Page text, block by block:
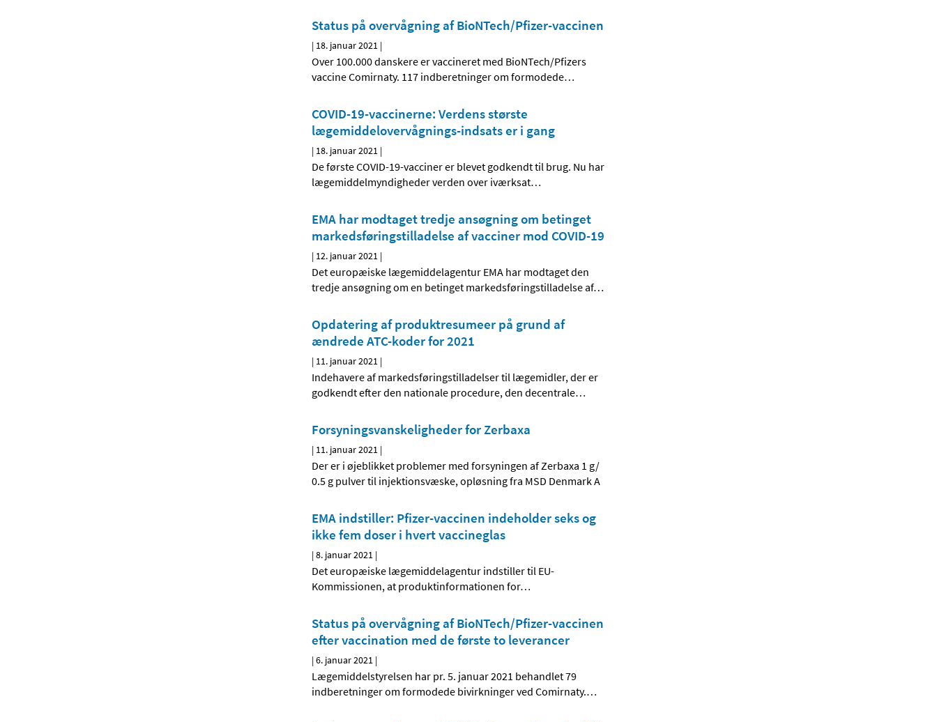
Status på overvågning af BioNTech/Pfizer-vaccinen
| 18. januar 2021 |
Over 100.000 danskere er vaccineret med BioNTech/Pfizers
vaccine Comirnaty. 117 indberetninger om formodede…
COVID-19-vaccinerne: Verdens største
lægemiddelovervågnings-indsats er i gang
| 18. januar 2021 |
De første COVID-19-vacciner er blevet godkendt til brug. Nu har
lægemiddelmyndigheder verden over iværksat…
EMA har modtaget tredje ansøgning om betinget
markedsføringstilladelse af vacciner mod COVID-19
| 12. januar 2021 |
Det europæiske lægemiddelagentur EMA har modtaget den
tredje ansøgning om en betinget markedsføringstilladelse af…
Opdatering af produktresumeer på grund af
ændrede ATC-koder for 2021
| 11. januar 2021 |
Indehavere af markedsføringstilladelser til lægemidler, der er
godkendt efter den nationale procedure, den decentrale…
Forsyningsvanskeligheder for Zerbaxa
| 11. januar 2021 |
Der er i øjeblikket problemer med forsyningen af Zerbaxa 1 g/
0.5 g pulver til injektionsvæske, opløsning fra MSD Denmark A
EMA indstiller: Pfizer-vaccinen indeholder seks og
ikke fem doser i hvert vaccineglas
|8. januar 2021 |
Det europæiske lægemiddelagentur indstiller til EU-
Kommissionen, at produktinformationen for…
Status på overvågning af BioNTech/Pfizer-vaccinen
efter vaccination med de første to leverancer
|6. januar 2021 |
Lægemiddelstyrelsen har pr. 5. januar 2021 behandlet 79
indberetninger om formodede bivirkninger ved Comirnaty.…